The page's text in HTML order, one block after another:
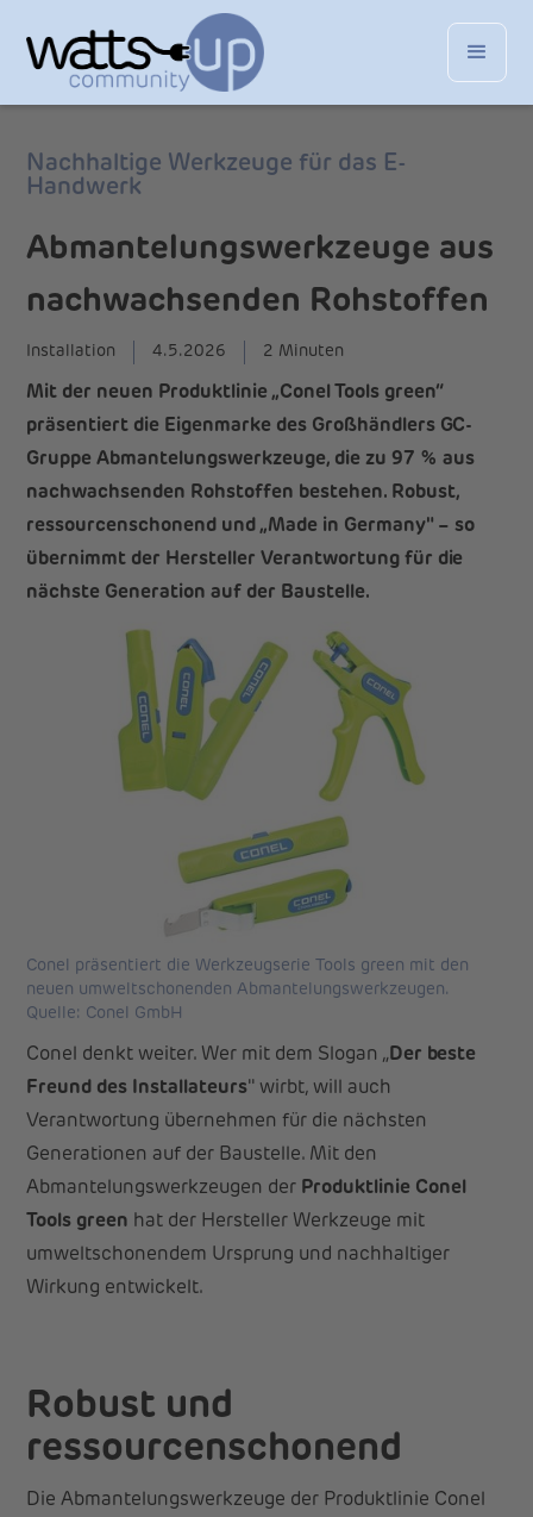
Nachhaltige Werkzeuge für das E-
Handwerk
Abmantelungswerkzeuge aus
nachwachsenden Rohstoffen
Installation 4.5.2026 2 Minuten
Mit der neuen Produktlinie „Conel Tools green“
präsentiert die Eigenmarke des Großhändlers GC-
Gruppe Abmantelungswerkzeuge, die zu 97 % aus
nachwachsenden Rohstoffen bestehen. Robust,
ressourcenschonend und „Made in Germany" – so
übernimmt der Hersteller Verantwortung für die
nächste Generation auf der Baustelle.
Conel präsentiert die Werkzeugserie Tools green mit den
neuen umweltschonenden Abmantelungswerkzeugen.
Quelle: Conel GmbH
Conel denkt weiter. Wer mit dem Slogan „Der beste
Freund des Installateurs" wirbt, will auch
Verantwortung übernehmen für die nächsten
Generationen auf der Baustelle. Mit den
Abmantelungswerkzeugen der Produktlinie Conel
Tools green hat der Hersteller Werkzeuge mit
umweltschonendem Ursprung und nachhaltiger
Wirkung entwickelt.
Robust und
ressourcenschonend
Die Abmantelungswerkzeuge der Produktlinie Conel